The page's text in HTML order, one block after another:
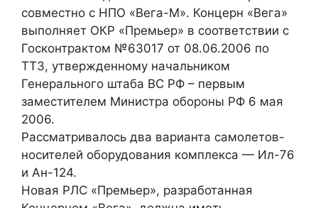
совместно с НПО «Вега-М». Концерн «Вега»
выполняет ОКР «Премьер» в соответствии с
Госконтрактом №63017 от 08.06.2006 по
ТТЗ, утвержденному начальником
Генерального штаба ВС РФ – первым
заместителем Министра обороны РФ 6 мая
2006.
Рассматривалось два варианта самолетов-
носителей оборудования комплекса — Ил-76
и Ан-124.
Новая РЛС «Премьер», разработанная